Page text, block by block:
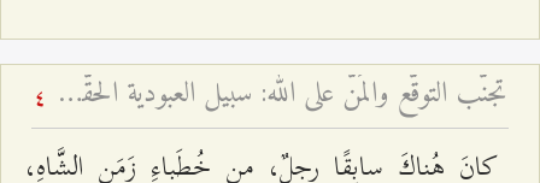
تجنّب التوقّع والمَنّ على الله: سبيل العبودية الحقّة - لسانٌ فصيحٌ وقلبٌ مُظلمٌ أم لسانٌ ألكَنٌ وقلبٌ مُضيءٌ؟ 4
كانَ هُناكَ سابِقًا رجلٌ، من خُطَباءِ زَمَنِ الشَّاهِ،